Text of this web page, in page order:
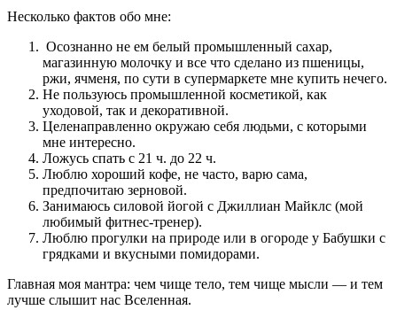
Несколько фактов обо мне:
Осознанно не ем белый промышленный сахар,
магазинную молочку и все что сделано из пшеницы,
ржи, ячменя, по сути в супермаркете мне купить нечего.
Не пользуюсь промышленной косметикой, как
уходовой, так и декоративной.
Целенаправленно окружаю себя людьми, с которыми
мне интересно.
Ложусь спать с 21 ч. до 22 ч.
Люблю хороший кофе, не часто, варю сама,
предпочитаю зерновой.
Занимаюсь силовой йогой с Джиллиан Майклс (мой
любимый фитнес-тренер).
Люблю прогулки на природе или в огороде у Бабушки с
грядками и вкусными помидорами.
Главная моя мантра: чем чище тело, тем чище мысли — и тем
лучше слышит нас Вселенная.